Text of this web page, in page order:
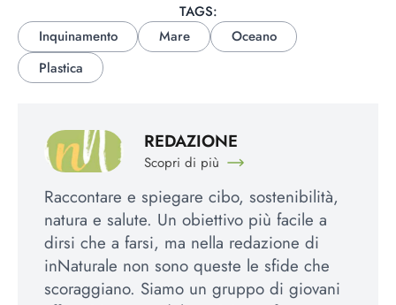
TAGS:
Inquinamento
Mare
Oceano
Plastica
REDAZIONE
Scopri di più
Raccontare e spiegare cibo, sostenibilità,
natura e salute. Un obiettivo più facile a
dirsi che a farsi, ma nella redazione di
inNaturale non sono queste le sfide che
scoraggiano. Siamo un gruppo di giovani